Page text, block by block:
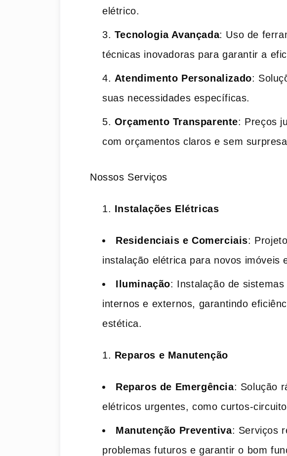
elétrico.
Tecnologia Avançada: Uso de
técnicas inovadoras para garantir a
Atendimento Personalizado:
suas necessidades específicas.
Orçamento Transparente: Preços
com orçamentos claros e sem
Nossos Serviços
Instalações Elétricas
Residenciais e Comerciais:
instalação elétrica para novos imóveis
Iluminação: Instalação de sistemas
internos e externos, garantindo
estética.
Reparos e Manutenção
Reparos de Emergência: Solução
elétricos urgentes, como curtos-
Manutenção Preventiva: Serviços
problemas futuros e garantir o bom